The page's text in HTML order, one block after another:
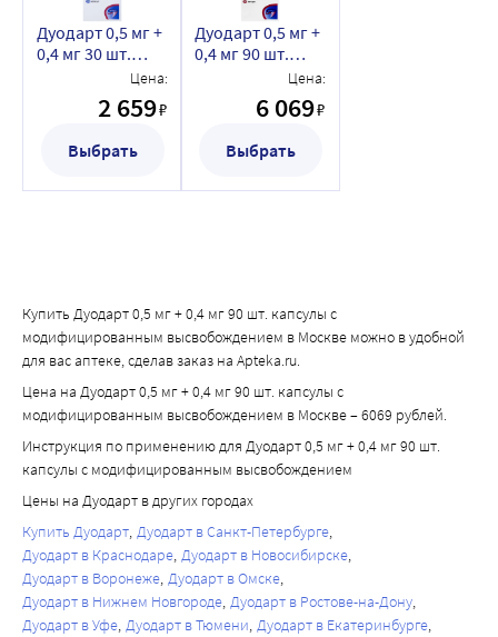
Дуодарт 0,5 мг +
0,4 мг 30 шт.
модифицированным
высвобождением
Цена:
2 659₽
Выбрать
Дуодарт 0,5 мг +
0,4 мг 90 шт.
модифицированным
высвобождением
Цена:
6 069₽
Выбрать
Купить Дуодарт 0,5 мг + 0,4 мг 90 шт. капсулы с
модифицированным высвобождением в Москве можно в удобной
для вас аптеке, сделав заказ на Apteka.ru.
Цена на Дуодарт 0,5 мг + 0,4 мг 90 шт. капсулы с
модифицированным высвобождением в Москве – 6069 рублей.
Инструкция по применению для Дуодарт 0,5 мг + 0,4 мг 90 шт.
капсулы с модифицированным высвобождением
Цены на Дуодарт в других городах
Купить Дуодарт Дуодарт в Санкт-Петербурге
Дуодарт в Краснодаре Дуодарт в Новосибирске
Дуодарт в Воронеже Дуодарт в Омске
Дуодарт в Нижнем Новгороде Дуодарт в Ростове-на-Дону
Дуодарт в Уфе Дуодарт в Тюмени Дуодарт в Екатеринбурге